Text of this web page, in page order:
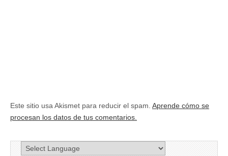
Este sitio usa Akismet para reducir el spam. Aprende cómo se
procesan los datos de tus comentarios.